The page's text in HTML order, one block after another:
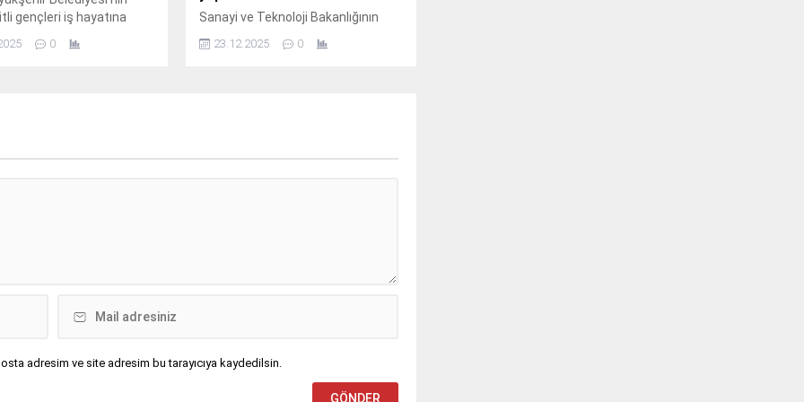
gençleri iş hayatına
(İŞ-İN), ikinci mezunlarını
0
Sanayi ve Teknoloji Bakanlığının
Uzay Kongresi (International
23.12.2025 0
adresim ve site adresim bu tarayıcıya kaydedilsin.